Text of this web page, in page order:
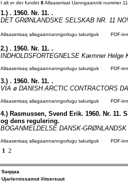
I alt er der fundet 8Allaaserisat Uanngaanniit nummer
1.) . 1960. Nr. 11. .
DET GRØNLANDSKE SELSKAB NR. 11
Allaaserisaq allagaannanngorlugu takutiguk PDF-
2.) . 1960. Nr. 11. .
INDHOLDSFORTEGNELSE Kæmner Helge
Allaaserisaq allagaannanngorlugu takutiguk PDF-
3.) . 1960. Nr. 11. .
VIA ø DANISH ARCTIC CONTRACTORS
Allaaserisaq allagaannanngorlugu takutiguk PDF-
4.) Rasmussen, Svend Erik. 1960. Nr.
og dens regulering.
BOGANMELDELSE DANSK-
Allaaserisaq allagaannanngorlugu takutiguk PDF-
1 2
Saqqaa
Ujarlernissamut ilitsersuut